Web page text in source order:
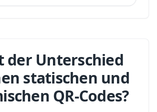
der Unterschied
statischen und
QR-Codes?